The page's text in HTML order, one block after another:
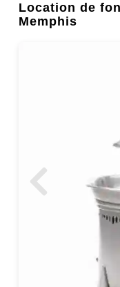
Location de
Memphis